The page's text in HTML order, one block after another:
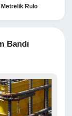
Metrelik Rulo
Bandı